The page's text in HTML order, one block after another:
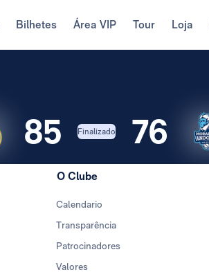
Bilhetes Área VIP Tour Loja
85 76
Finalizado
O Clube
Calendario
Transparência
Patrocinadores
Valores